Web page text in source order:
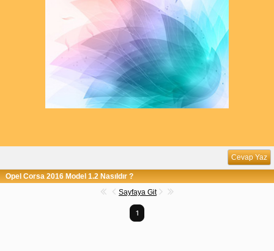
Cevap Yaz
Opel Corsa 2016 Model 1.2 Nasıldır ?
Sayfaya Git
1